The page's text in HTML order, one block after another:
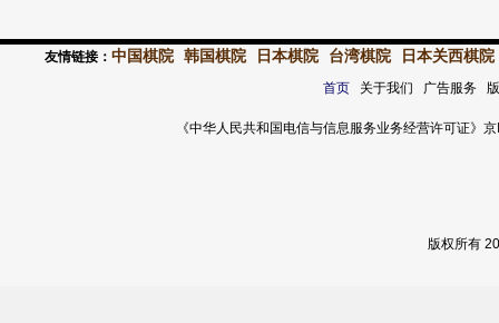
友情链接： 中国棋院 韩国棋院 日本棋院 台湾棋院 日本关西棋院
首页关于我们 广告服务
《中华人民共和国电信与信息服务业务经营许可证
版权所有